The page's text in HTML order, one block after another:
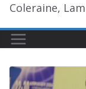
Coleraine,